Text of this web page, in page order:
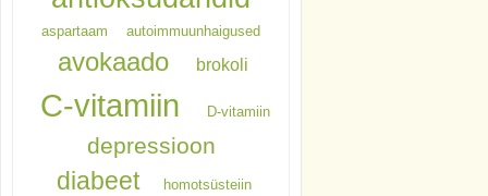
aspartaam autoimmuunhaigused
avokaado brokoli
C-vitamiin D-vitamiin
depressioon
diabeet homotsüsteiin